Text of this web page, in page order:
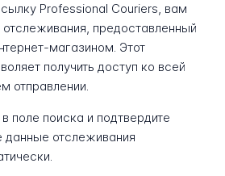
Professional Couriers, вам
предоставленный
магазином. Этот
получить доступ ко всей
отправлении.
поле поиска и подтвердите
данные отслеживания